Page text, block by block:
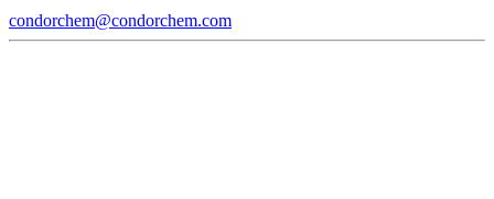
condorchem@condorchem.com